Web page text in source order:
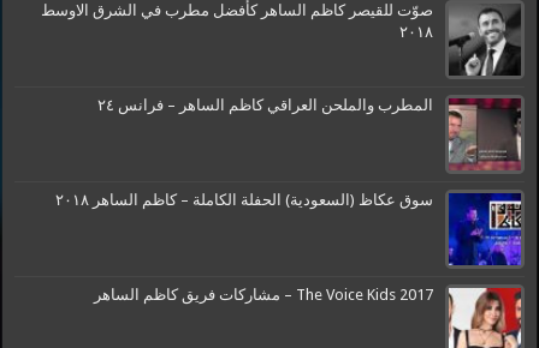
صوّت للقيصر كاظم الساهر كأفضل مطرب في الشرق الاوسط
٢٠١٨
المطرب والملحن العراقي كاظم الساهر – فرانس ٢٤
سوق عكاظ (السعودية) الحفلة الكاملة – كاظم الساهر ٢٠١٨
The Voice Kids 2017 – مشاركات فريق كاظم الساهر